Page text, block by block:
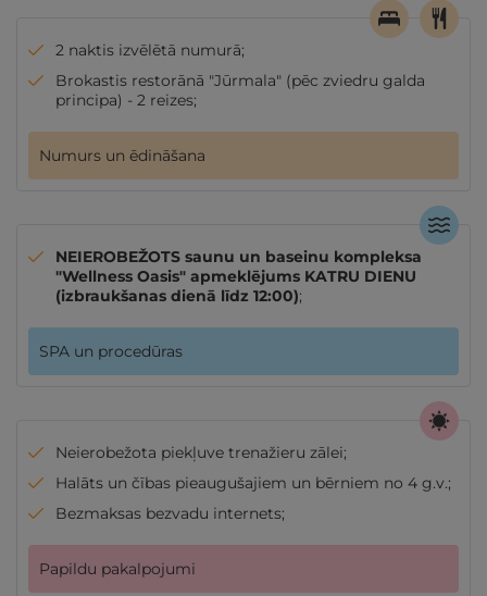
2 naktis izvēlētā numurā;
Brokastis restorānā "Jūrmala" (pēc zviedru galda
principa) - 2 reizes;
Numurs un ēdināšana
NEIEROBEŽOTS saunu un baseinu kompleksa
"Wellness Oasis" apmeklējums KATRU DIENU
(izbraukšanas dienā līdz 12:00);
SPA un procedūras
Neierobežota piekļuve trenažieru zālei;
Halāts un čības pieaugušajiem un bērniem no 4 g.v.;
Bezmaksas bezvadu internets;
Papildu pakalpojumi